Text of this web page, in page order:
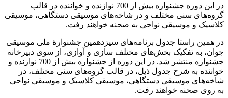
در این دوره جشنواره بیش از 700 نوازنده و خواننده در قالب
گروه‌های سنی مختلف و در شاخه‌های موسیقی دستگاهی، موسیقی
کلاسیک و موسیقی نواحی به صحنه خواهند رفت.
در همین راستا جدول برنامه‌های سیزدهمین جشنوارۀ ملی موسیقی
جوان، به تفکیک بخش‌های مختلف سازی و آوازی، از سوی دبیرخانه
جشنواره منتشر شد. در این دوره از جشنواره بیش از 700 نوازنده و
خواننده به شرح جدول ذیل، در قالب گروه‌های سنی مختلف، در
شاخه‌های موسیقی دستگاهی، موسیقی کلاسیک و موسیقی نواحی
به روی صحنه خواهند رفت.